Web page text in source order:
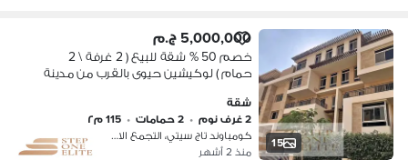
15
5,000,000 ج.م
خصم 50 % شقة للبيع ( 2 غرفة \ 2
حمام ) لوكيشين حيوى بالقرب من مدينة
شقة
2 غرف نوم
• 2 حمامات • 115 م٢
كومباوند تاج سيتي، التجمع الاول
منذ 2 أشهر